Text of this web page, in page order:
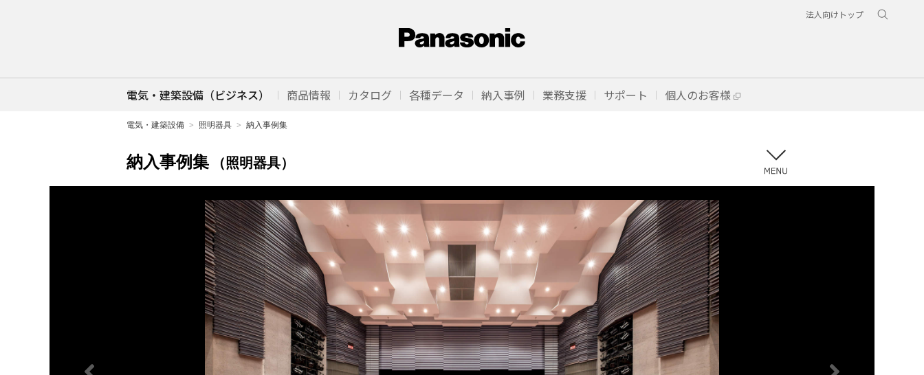
法人向けトップ
電気・建築設備（ビジネス） 商品情報 カタログ 各種データ 納入事例 業務支援 サポート 個人のお客様
電気・建築設備 照明器具 納入事例集
納入事例集 （照明器具）